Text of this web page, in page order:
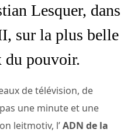
Lesquer, dans
sur la plus belle
du pouvoir.
de télévision, de
une minute et une
leitmotiv, l’ADN de la